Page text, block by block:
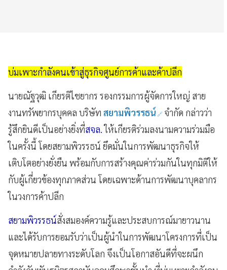
บ่มเพาะกำลังคนเข้าสู่ธุรกิจศูนย์การค้าและค้าปลีก
นายณัฐวุฒิ เกียรติไชยากร รองกรรมการผู้จัดการใหญ่ สาย
งานทรัพยากรบุคคล บริษัท สยามพิวรรธน์ จำกัด กล่าวว่า
รู้สึกยินดีเป็นอย่างยิ่งที่สจล.ให้เกียรติร่วมลงนามความร่วมมือ
ในครั้งนี้ โดยสยามพิวรรธน์ ยึดมั่นในการพัฒนาธุรกิจให้
เติบโตอย่างยั่งยืน พร้อมกับการสร้างคุณค่าร่วมกันในทุกมิติให้
กับผู้เกี่ยวข้องทุกภาคส่วน โดยเฉพาะด้านการพัฒนาบุคลากร
ในวงการค้าปลีก
สยามพิวรรธน์สั่งสมองค์ความรู้และประสบการณ์มายาวนาน
และได้รับการยอมรับว่าเป็นผู้นำในการพัฒนาโครงการที่เป็น
จุดหมายปลายทางระดับโลก จึงเป็นโอกาสอันดีที่จะผนึก